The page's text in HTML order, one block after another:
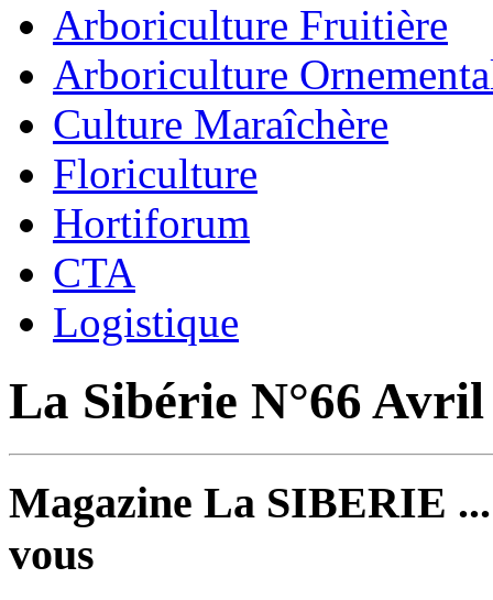
Arboriculture Fruitière
Arboriculture
Culture Maraîchère
Floriculture
Hortiforum
CTA
Logistique
La Sibérie N°66 Avril
Magazine La SIBERIE ...
vous